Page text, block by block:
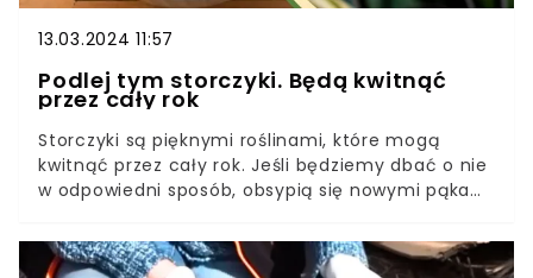
13.03.2024 11:57
Podlej tym storczyki. Będą kwitnąć
przez cały rok
Storczyki są pięknymi roślinami, które mogą
kwitnąć przez cały rok. Jeśli będziemy dbać o nie
w odpowiedni sposób, obsypią się nowymi pąkami
odpowiedniego stanowiska, podłoża i regularnego
nawożenia.Wiele osób do nawożenia wykorzystuje